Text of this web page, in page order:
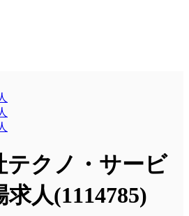
テクノ・サービ
人(1114785)